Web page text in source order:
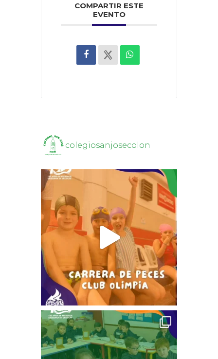
COMPARTIR ESTE
EVENTO
colegiosanjosecolon